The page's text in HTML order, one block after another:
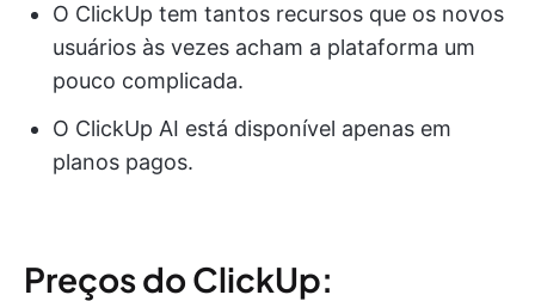
O ClickUp tem tantos recursos que os novos
usuários às vezes acham a plataforma um
pouco complicada.
O ClickUp AI está disponível apenas em
planos pagos.
Preços do ClickUp: